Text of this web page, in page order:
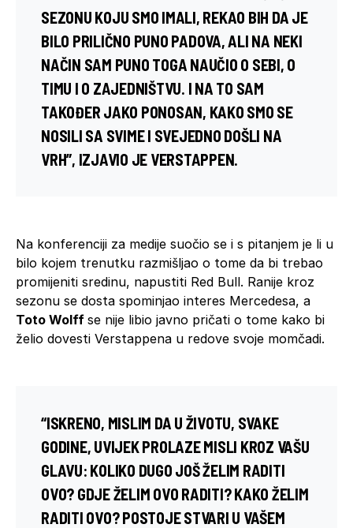
SEZONU KOJU SMO IMALI, REKAO BIH DA JE
BILO PRILIČNO PUNO PADOVA, ALI NA NEKI
NAČIN SAM PUNO TOGA NAUČIO O SEBI, O
TIMU I O ZAJEDNIŠTVU. I NA TO SAM
TAKOĐER JAKO PONOSAN, KAKO SMO SE
NOSILI SA SVIME I SVEJEDNO DOŠLI NA
VRH”, IZJAVIO JE VERSTAPPEN.
Na konferenciji za medije suočio se i s pitanjem je li u
bilo kojem trenutku razmišljao o tome da bi trebao
promijeniti sredinu, napustiti Red Bull. Ranije kroz
sezonu se dosta spominjao interes Mercedesa, a
Toto Wolff se nije libio javno pričati o tome kako bi
želio dovesti Verstappena u redove svoje momčadi.
“ISKRENO, MISLIM DA U ŽIVOTU, SVAKE
GODINE, UVIJEK PROLAZE MISLI KROZ VAŠU
GLAVU: KOLIKO DUGO JOŠ ŽELIM RADITI
OVO? GDJE ŽELIM OVO RADITI? KAKO ŽELIM
RADITI OVO? POSTOJE STVARI U VAŠEM